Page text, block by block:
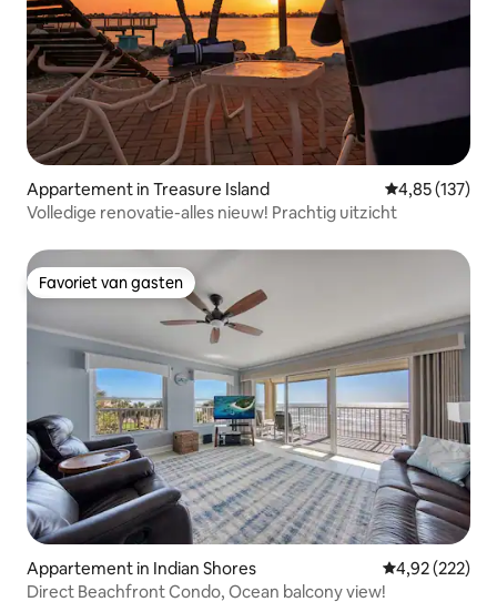
Appartement in Treasure Island Gemiddelde
4,85 (137)
Volledige renovatie-alles nieuw! Prachtig uitzicht
Favoriet van gasten
Favoriet van gasten
Appartement in Indian Shores Gemiddelde
4,92 (222)
Direct Beachfront Condo, Ocean balcony view!